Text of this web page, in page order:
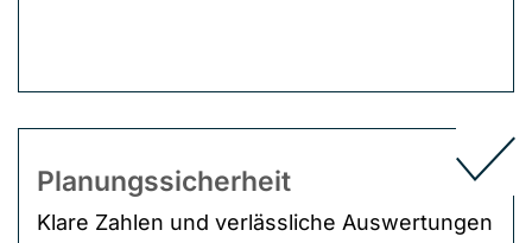
Planungssicherheit
Klare Zahlen und verlässliche Auswertungen